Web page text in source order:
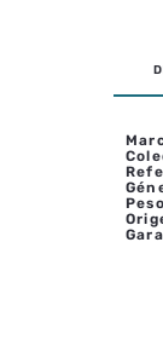
Peso